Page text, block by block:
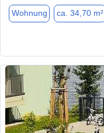
Wohnung ca. 34,70 m²